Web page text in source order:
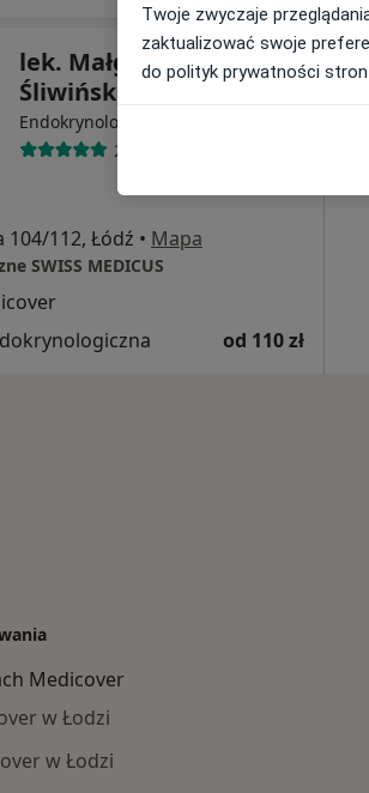
lek. Małgorzata
Śliwińska-Puto
Endokrynolog, Internista
24 opinie
104/112, Łódź • Mapa
SWISS MEDICUS
od 110 zł
Medicover
w Łodzi
w Łodzi
Twoje zwyczaje
zaktualizować swoje
do polityk prywatności